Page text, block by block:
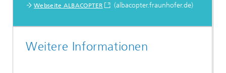
Webseite ALBACOPTER (albacopter.fraunhofer.de)
Weitere Informationen